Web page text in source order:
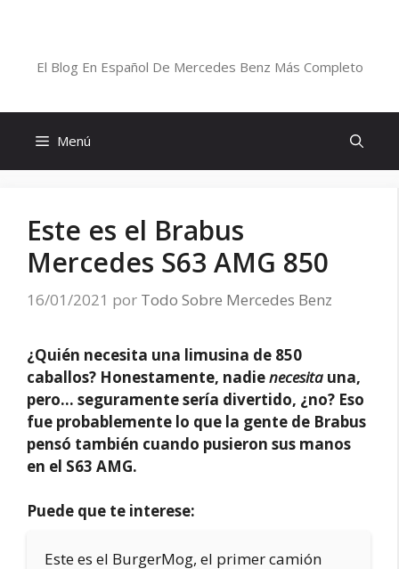
El Blog En Español De Mercedes Benz Más Completo
Menú
Este es el Brabus
Mercedes S63 AMG 850
16/01/2021 por Todo Sobre Mercedes Benz
¿Quién necesita una limusina de 850
caballos? Honestamente, nadienecesita una,
pero… seguramente sería divertido, ¿no? Eso
fue probablemente lo que la gente de Brabus
pensó también cuando pusieron sus manos
en el S63 AMG.
Puede que te interese:
Este es el BurgerMog, el primer camión